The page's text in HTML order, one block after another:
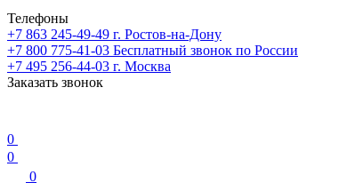
Телефоны
+7 863 245-49-49 г. Ростов-на-Дону
+7 800 775-41-03 Бесплатный звонок по России
+7 495 256-44-03 г. Москва
Заказать звонок
0
0
0